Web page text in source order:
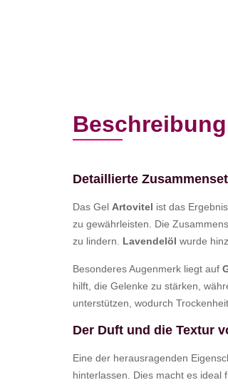
Detaillierte
Das Gel Artovitel ist das
zu gewährleisten. Die
zu lindern. Lavendelöl wurde
Besonderes Augenmerk liegt auf
hilft, die Gelenke zu stärken,
unterstützen, wodurch
Der Duft und die Textur
Eine der herausragenden
hinterlassen. Dies macht es ideal